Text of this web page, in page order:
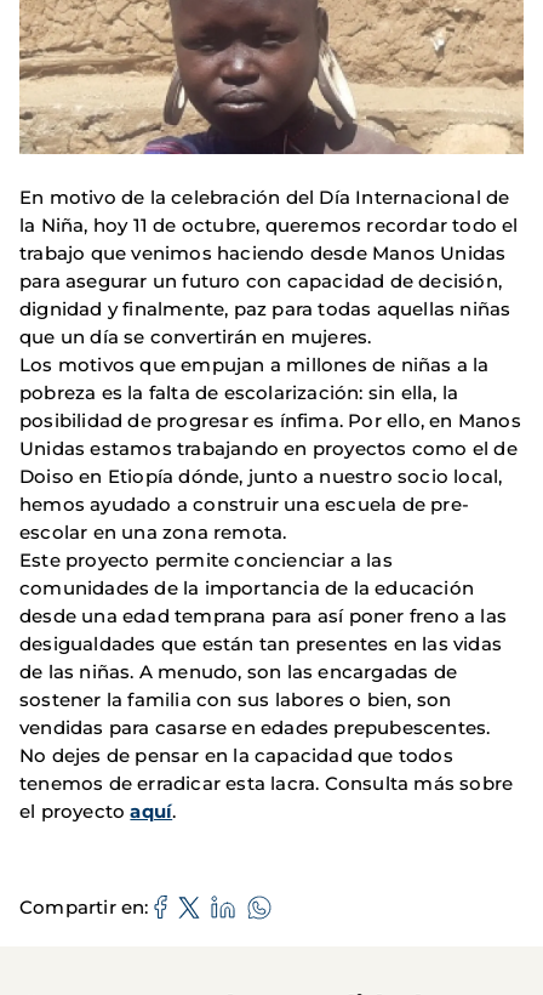
En motivo de la celebración del Día Internacional de
la Niña, hoy 11 de octubre, queremos recordar todo el
trabajo que venimos haciendo desde Manos Unidas
para asegurar un futuro con capacidad de decisión,
dignidad y finalmente, paz para todas aquellas niñas
que un día se convertirán en mujeres.
Los motivos que empujan a millones de niñas a la
pobreza es la falta de escolarización: sin ella, la
posibilidad de progresar es ínfima. Por ello, en Manos
Unidas estamos trabajando en proyectos como el de
Doiso en Etiopía dónde, junto a nuestro socio local,
hemos ayudado a construir una escuela de pre-
escolar en una zona remota.
Este proyecto permite concienciar a las
comunidades de la importancia de la educación
desde una edad temprana para así poner freno a las
desigualdades que están tan presentes en las vidas
de las niñas. A menudo, son las encargadas de
sostener la familia con sus labores o bien, son
vendidas para casarse en edades prepubescentes.
No dejes de pensar en la capacidad que todos
tenemos de erradicar esta lacra. Consulta más sobre
el proyectoaquí.
Compartir en